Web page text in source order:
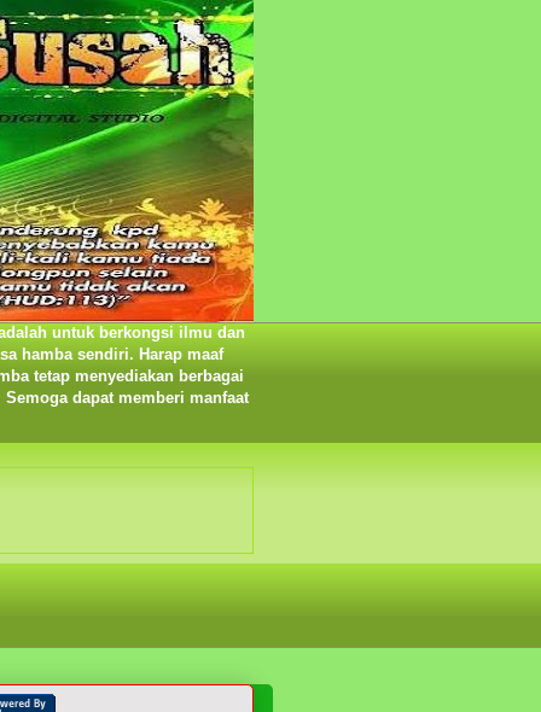
untuk berkongsi ilmu dan
hamba sendiri. Harap maaf
tetap menyediakan berbagai
dapat memberi manfaat